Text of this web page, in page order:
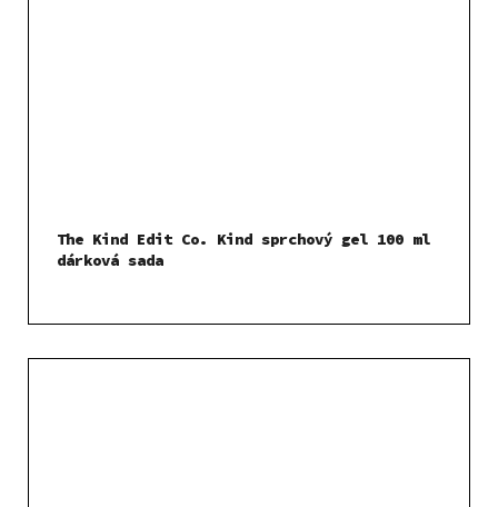
The Kind Edit Co. Kind sprchový gel 100 ml
dárková sada